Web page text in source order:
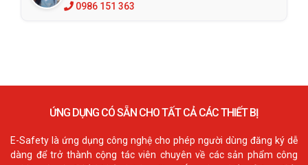
0986 151 363
ỨNG DỤNG CÓ SẴN CHO TẤT CẢ CÁC THIẾT BỊ
E-Safety là ứng dụng công nghệ cho phép người dùng đăng ký dễ
dàng để trở thành cộng tác viên chuyên về các sản phẩm công